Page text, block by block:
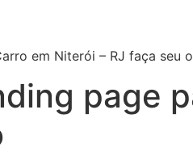
em Niterói – RJ faça seu
page